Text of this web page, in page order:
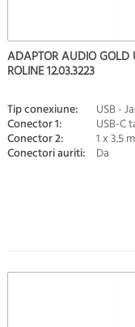
ADAPTOR AUDIO GOLD
ROLINE 12.03.3223
Tip conexiune: USB -
Conector 1: USB-C
Conector 2: 1 x 3.5
Conectori auriti: Da